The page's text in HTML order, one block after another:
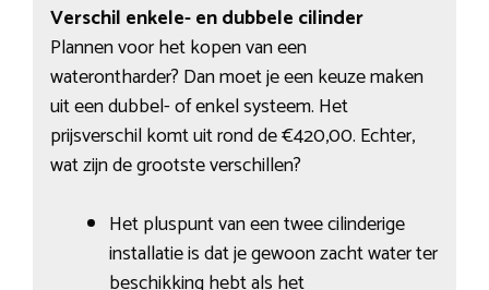
Verschil enkele- en dubbele cilinder
Plannen voor het kopen van een
waterontharder? Dan moet je een keuze maken
uit een dubbel- of enkel systeem. Het
prijsverschil komt uit rond de €420,00. Echter,
wat zijn de grootste verschillen?
Het pluspunt van een twee cilinderige
installatie is dat je gewoon zacht water ter
beschikking hebt als het